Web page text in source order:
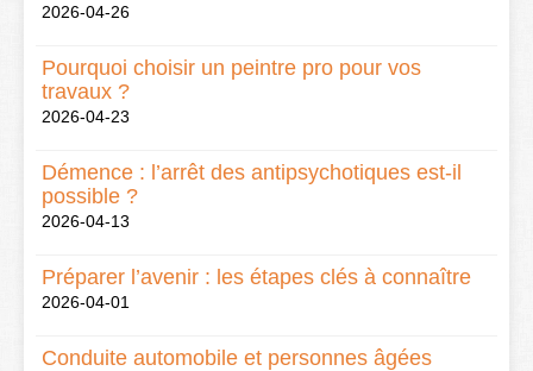
2026-04-26
Pourquoi choisir un peintre pro pour vos
travaux ?
2026-04-23
Démence : l’arrêt des antipsychotiques est-il
possible ?
2026-04-13
Préparer l’avenir : les étapes clés à connaître
2026-04-01
Conduite automobile et personnes âgées